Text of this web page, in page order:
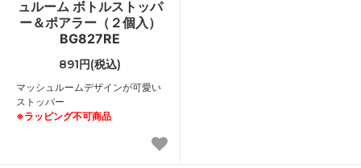
ュルーム ボトルストッパ
ー＆ポアラー（２個入）
BG827RE
891円(税込)
マッシュルームデザインが可愛い
ストッパー
※ラッピング不可商品